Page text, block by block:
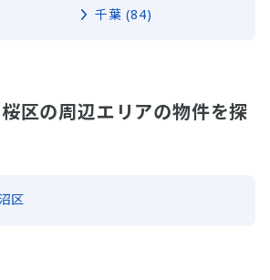
千葉 (84)
区の周辺エリアの物件を探
区